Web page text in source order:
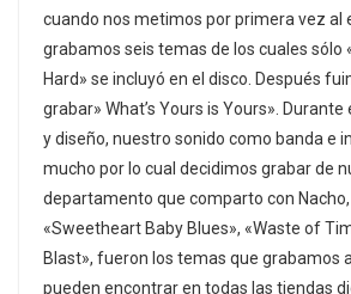
cuando nos metimos por primera vez al
grabamos seis temas de los cuales sólo
Hard» se incluyó en el disco. Después
grabar» What’s Yours is Yours».
y diseño, nuestro sonido como banda e
mucho por lo cual decidimos grabar de
departamento que comparto con Nacho,
«Sweetheart Baby Blues», «Waste of
Blast», fueron los temas que grabamos
pueden encontrar en todas las tiendas